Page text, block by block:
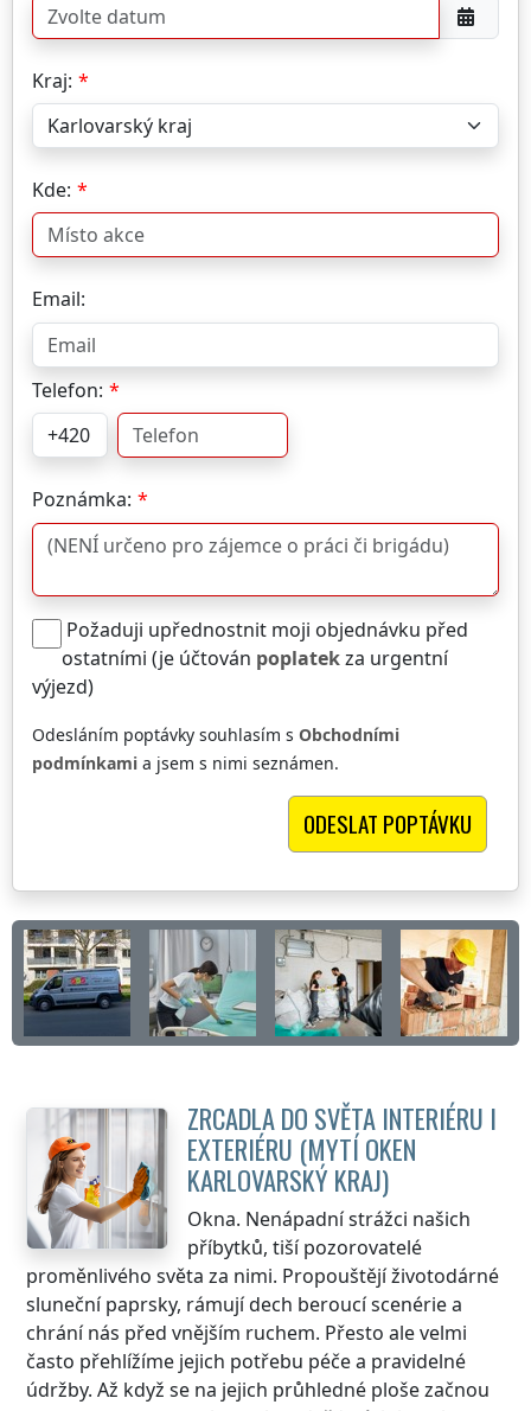
Kraj:
Kde:
Email:
Telefon:
Poznámka:
Požaduji upřednostnit moji objednávku před
ostatními (je účtován poplatekza urgentní
výjezd)
Odesláním poptávky souhlasím s Obchodními
podmínkami a jsem s nimi seznámen.
ZRCADLA DO SVĚTA INTERIÉRU I
EXTERIÉRU (MYTÍ OKEN
KARLOVARSKÝ KRAJ)
Okna. Nenápadní strážci našich
příbytků, tiší pozorovatelé
proměnlivého světa za nimi. Propouštějí životodárné
sluneční paprsky, rámují dech beroucí scenérie a
chrání nás před vnějším ruchem. Přesto ale velmi
často přehlížíme jejich potřebu péče a pravidelné
údržby. Až když se na jejich průhledné ploše začnou